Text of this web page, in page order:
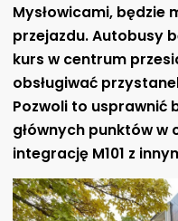
Mysłowicami, będzie
przejazdu. Autobusy
kurs w centrum
obsługiwać
Pozwoli to usprawnić
głównych punktów w
integrację M101 z